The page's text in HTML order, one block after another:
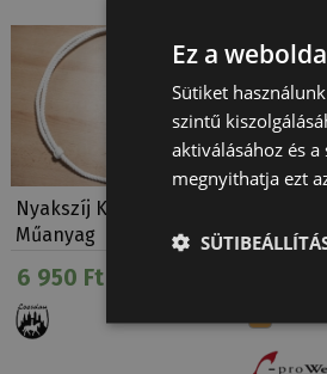
Nyakszíj Kötél
Műanyag
6 950 Ft
West
Ez a
Sütiket
szintű
aktiválásához és
megnyithatja ezt